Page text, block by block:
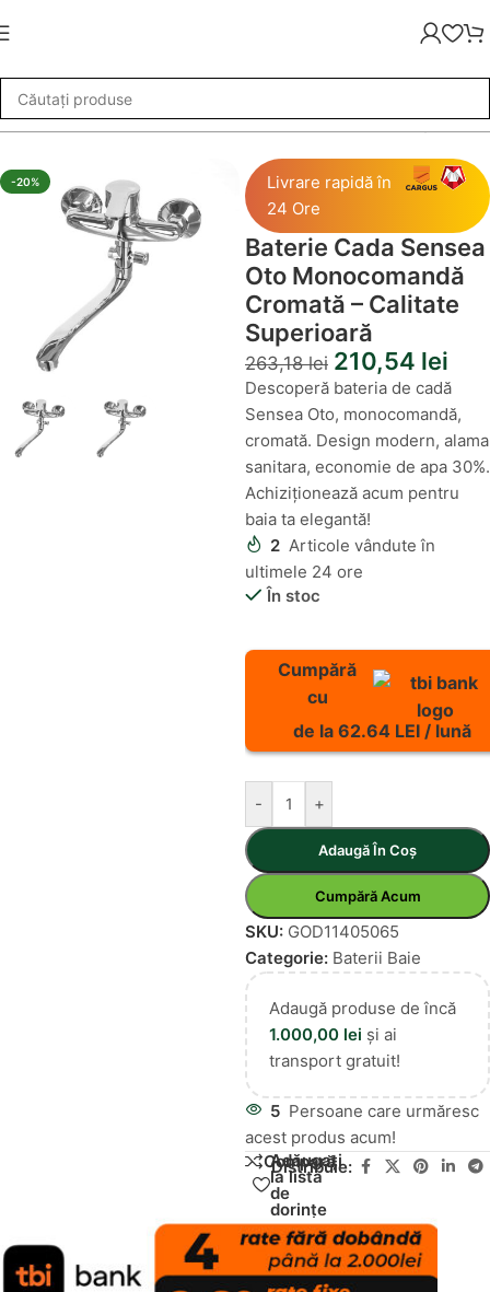
Sensea Oto Monocomandă Cromată – Calitate Superioară
-20%
Livrare rapidă în
24 Ore
Baterie Cada Sensea
Oto Monocomandă
Cromată – Calitate
Superioară
263,18lei 210,54 lei
Descoperă bateria de cadă
Sensea Oto, monocomandă,
cromată. Design modern, alama
sanitara, economie de apa 30%.
Achiziționează acum pentru
baia ta elegantă!
2 Articole vândute în
ultimele 24 ore
În stoc
Cumpără
cu
de la 62.64 LEI / lună
- +
Adaugă În Coș
Cumpără Acum
SKU: GOD11405065
Categorie: Baterii Baie
Adaugă produse de încă
1.000,00 lei și ai
transport gratuit!
5 Persoane care urmăresc
acest produs acum!
Compară
Adăugați
la lista
de
dorințe
Distribuie: